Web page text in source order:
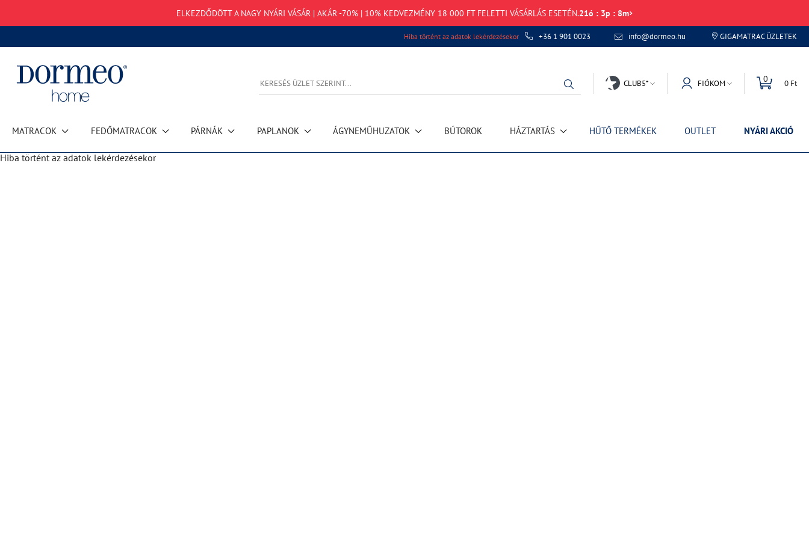
ELKEZDŐDÖTT A NAGY NYÁRI VÁSÁR | AKÁR -70% | 10% KEDVEZMÉNY 18 000 FT FELETTI VÁSÁRLÁS ESETÉN.21ó : 3p : 8m
Hiba történt az adatok lekérdezésekor +36 1 901 0023 info@dormeo.hu GIGAMATRAC ÜZLETEK
CLUB5* FIÓKOM 0 0 Ft
MATRACOK FEDŐMATRACOK PÁRNÁK PAPLANOK ÁGYNEMŰHUZATOK BÚTOROK HÁZTARTÁS HŰTŐ TERMÉKEK OUTLET NYÁRI AKCIÓ
Hiba történt az adatok lekérdezésekor